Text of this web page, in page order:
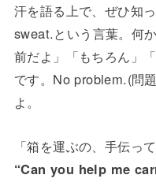
汗を語る上で、ぜひ知
sweat.という言葉。何
前だよ」「もちろん」
です。No problem.(問
よ。
「箱を運ぶの、手伝っ
“Can you help me